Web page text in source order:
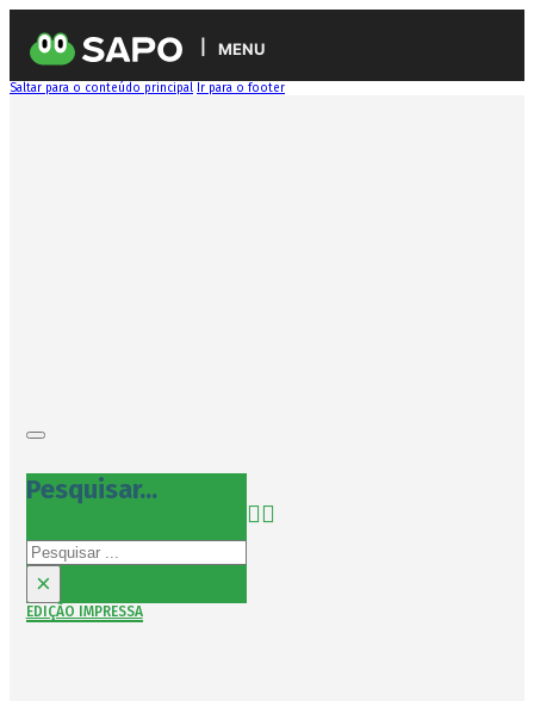
MENU
Saltar para o conteúdo principal Ir para o footer
Pesquisar...
Pesquisar
×
EDIÇÃO IMPRESSA